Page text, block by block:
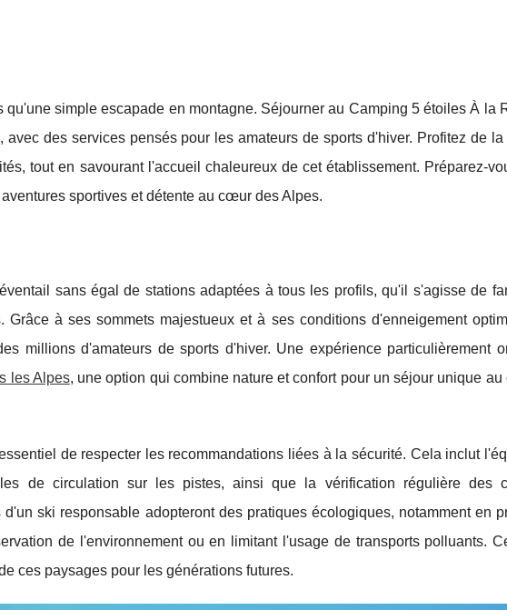
simple escapade en montagne. Séjourner au Camping 5 étoiles À la
des services pensés pour les amateurs de sports d'hiver. Profitez de la
tout en savourant l'accueil chaleureux de cet établissement. Préparez-
sportives et détente au cœur des Alpes.
sans égal de stations adaptées à tous les profils, qu'il s'agisse de
Grâce à ses sommets majestueux et à ses conditions d'enneigement
millions d'amateurs de sports d'hiver. Une expérience particulièrement
les Alpes, une option qui combine nature et confort pour un séjour unique
de respecter les recommandations liées à la sécurité. Cela inclut
de circulation sur les pistes, ainsi que la vérification régulière des
ski responsable adopteront des pratiques écologiques, notamment en
de l'environnement ou en limitant l'usage de transports polluants.
ces paysages pour les générations futures.